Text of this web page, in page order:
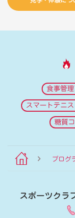
食事管理
スマートテニ
糖質
プログ
スポーツクラ